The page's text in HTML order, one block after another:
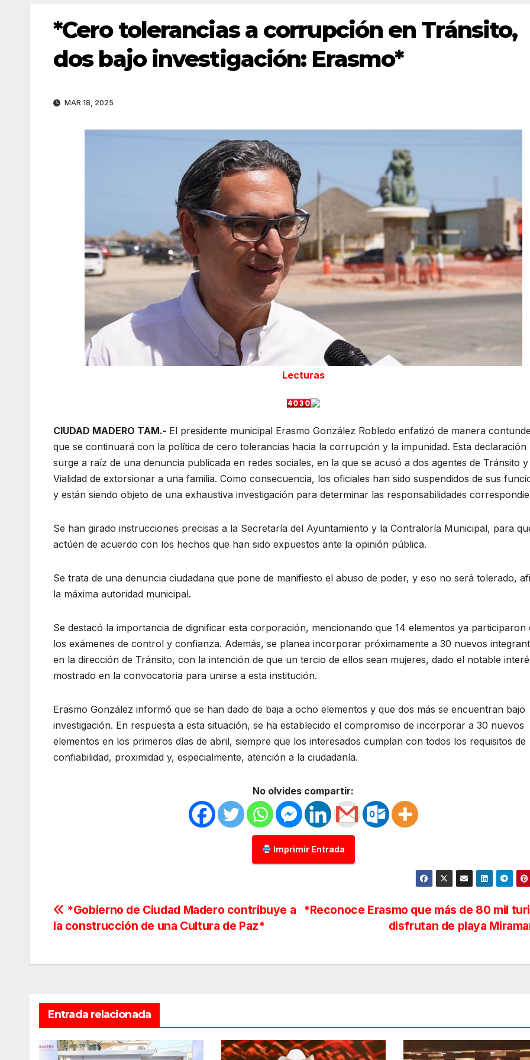
*Cero tolerancias a corrupción en Tránsito,
dos bajo investigación: Erasmo*
MAR 18, 2025
Lecturas
CIUDAD MADERO TAM.- El presidente municipal Erasmo González Robledo enfatizó de manera
que se continuará con la política de cero tolerancias hacia la corrupción y la impunidad. Esta declaración
surge a raíz de una denuncia publicada en redes sociales, en la que se acusó a dos agentes de Tránsito y
Vialidad de extorsionar a una familia. Como consecuencia, los oficiales han sido suspendidos de sus
y están siendo objeto de una exhaustiva investigación para determinar las responsabilidades
Se han girado instrucciones precisas a la Secretaría del Ayuntamiento y la Contraloría Municipal, para
actúen de acuerdo con los hechos que han sido expuestos ante la opinión pública.
Se trata de una denuncia ciudadana que pone de manifiesto el abuso de poder, y eso no será tolerado,
la máxima autoridad municipal.
Se destacó la importancia de dignificar esta corporación, mencionando que 14 elementos ya participaron
los exámenes de control y confianza. Además, se planea incorporar próximamente a 30 nuevos
en la dirección de Tránsito, con la intención de que un tercio de ellos sean mujeres, dado el notable
mostrado en la convocatoria para unirse a esta institución.
Erasmo González informó que se han dado de baja a ocho elementos y que dos más se encuentran bajo
investigación. En respuesta a esta situación, se ha establecido el compromiso de incorporar a 30 nuevos
elementos en los primeros días de abril, siempre que los interesados cumplan con todos los requisitos de
confiabilidad, proximidad y, especialmente, atención a la ciudadanía.
No olvides compartir:
Imprimir Entrada
Navegación
entradas
*Reconoce Erasmo que más de 80 mil
disfrutan de playa
*Gobierno de Ciudad Madero contribuye a
la construcción de una Cultura de Paz*
Entrada relacionada